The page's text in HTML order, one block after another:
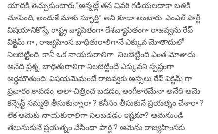
యాదికి తెచ్చుకుంటారు.”అన్నట్లే తన చివరి గడియలదాకా బతికి
చూపింది, అందుకే మాకు స్ఫూర్తి” అని కూడా అంటారు. ఎంఎల్ పార్టీ
విషయానికొస్తే, రాష్ట్ర వ్యాపితంగా దేశవ్యాపితంగా రాజవ్వను రేప్
విక్టిమ్ గా , రాజ్యహింస బాధితురాలిగానే ఎక్కువ మోతాదులో
నిలబెట్టింది. కానీ ఒక నాయకురాలిగా నిలబెట్టింది ఎంత మోతాదు
అనేది ప్రశ్న. బాధితురాలిగా నిలబెట్టిందే ఎక్కువని స్పష్టంగా
అర్థమౌతుంది. విషయమెమంటే రాజవ్వకు అస్సలు రేప్ విక్టిమ్ గా
ప్రచారం కావడం, అలా చిత్రించ బడడం, అంగీకారమేనా అనేది ఆమె
కన్సెన్ట్ సమ్మతి తీసుకున్నారా ? కనీసం తీసుకునే ప్రయత్నం చేశారా ?
లేక ఆమెకు నాయకురాలిగా నిలబడడం ఇష్టమా? ఆమెనుండి
తెలుసుకునే ప్రయత్నం చేసిందా పార్టి ? ఆమెను రాజ్యహింసకు